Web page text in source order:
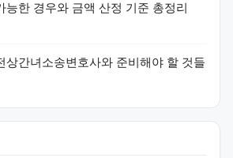
능한 경우와 금액 산정 기준 총정리
상간녀소송변호사와 준비해야 할 것들